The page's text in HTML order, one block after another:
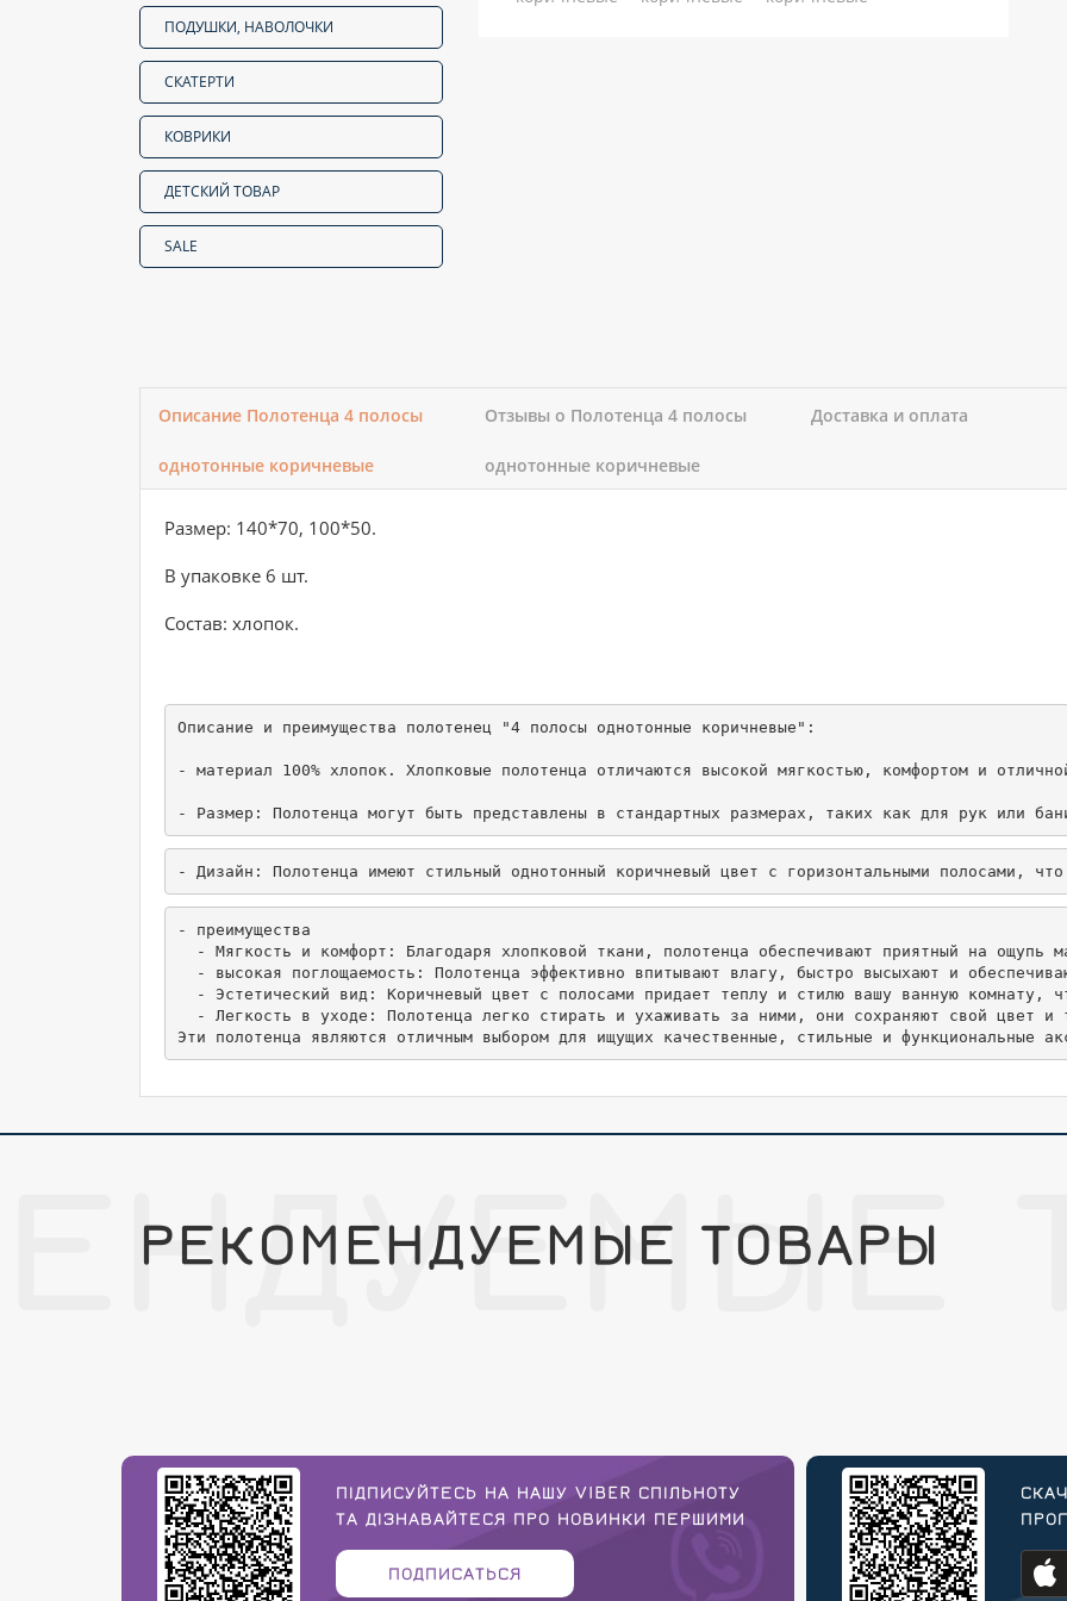
ПОДУШКИ, НАВОЛОЧКИ
СКАТЕРТИ
КОВРИКИ
ДЕТСКИЙ ТОВАР
SALE
Описание Полотенца 4 полосы
однотонные коричневые
Отзывы о Полотенца 4 полосы
однотонные коричневые
Доставка и оплата
Размер: 140*70, 100*50.
В упаковке 6 шт.
Состав: хлопок.
Описание и преимущества полотенец "4 полосы однотонные коричневые":
- материал 100% хлопок. Хлопковые полотенца отличаются высокой мягкостью, комфортом и
- Размер: Полотенца могут быть представлены в стандартных размерах, таких как для рук или
- преимущества
- Мягкость и комфорт: Благодаря хлопковой ткани, полотенца обеспечивают приятный на ощупь
- высокая поглощаемость: Полотенца эффективно впитывают влагу, быстро высыхают и
- Эстетический вид: Коричневый цвет с полосами придает теплу и стилю вашу ванную
- Легкость в уходе: Полотенца легко стирать и ухаживать за ними, они сохраняют свой цвет и
Эти полотенца являются отличным выбором для ищущих качественные, стильные и функциональные
РЕКОМЕНДУЕМЫЕ ТОВАРЫ
ПІДПИСУЙТЕСЬ НА НАШУ VIBER СПІЛЬНОТУ
ТА ДІЗНАВАЙТЕСЯ ПРО НОВИНКИ ПЕРШИМИ
ПОДПИСАТЬСЯ